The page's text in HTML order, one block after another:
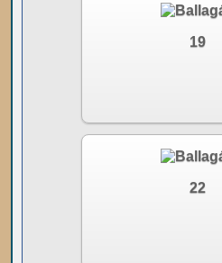
19
22